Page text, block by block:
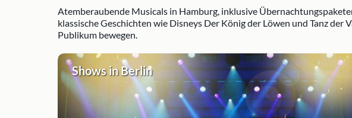
Atemberaubende Musicals in Hamburg, inklusive
klassische Geschichten wie Disneys Der König der Löwen und Tanz
Publikum bewegen.
Shows in Berlin